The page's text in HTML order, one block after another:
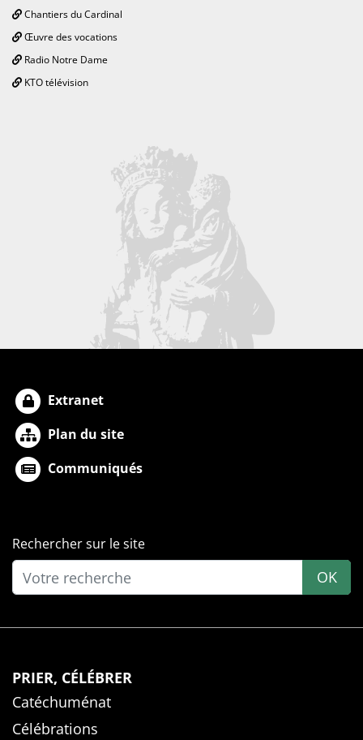
Chantiers du Cardinal
Œuvre des vocations
Radio Notre Dame
KTO télévision
Extranet
Plan du site
Communiqués
Rechercher sur le site
OK
PRIER, CÉLÉBRER
Catéchuménat
Célébrations